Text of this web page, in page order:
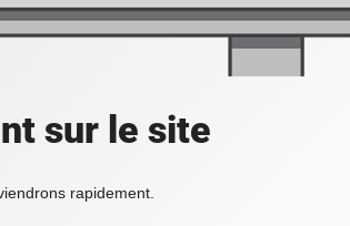
sur le site
rapidement.